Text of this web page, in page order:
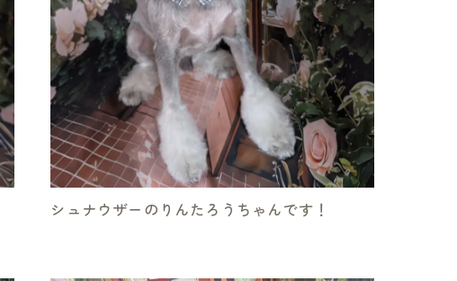
シュナウザーのりんたろうちゃんです！